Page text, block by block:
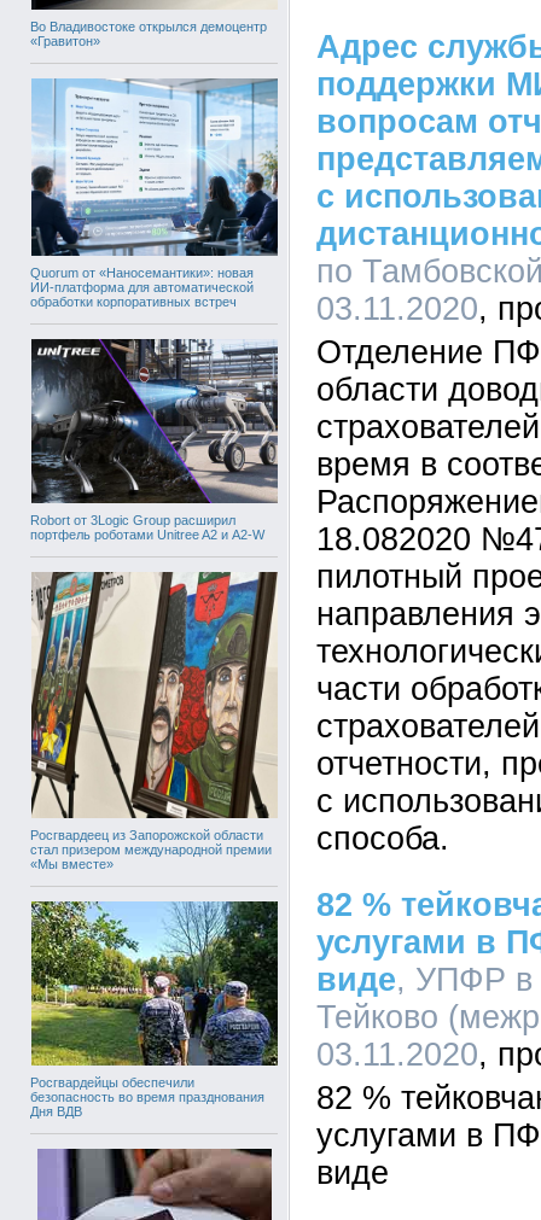
Во Владивостоке открылся демоцентр
«Гравитон»
Quorum от «Наносемантики»: новая
ИИ-платформа для автоматической
обработки корпоративных встреч
Robort от 3Logic Group расширил
портфель роботами Unitree A2 и A2-W
Росгвардеец из Запорожской области
стал призером международной премии
«Мы вместе»
Росгвардейцы обеспечили
безопасность во время празднования
Дня ВДВ
Адрес
поддержки
вопросам
с
по
03.11.2020
Отделение
области
время в
18.082020
пилотный
направления
части
отчетности,
с
способа.
82 %
услугами в
виде, УПФР в
Тейково
03.11.2020
82 %
услугами в
виде